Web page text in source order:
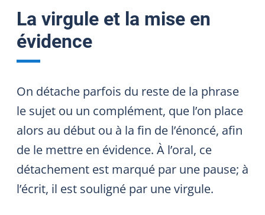
La virgule et la mise en
évidence
On détache parfois du reste de la phrase
le sujet ou un complément, que l’on place
alors au début ou à la fin de l’énoncé, afin
de le mettre en évidence. À l’oral, ce
détachement est marqué par une pause; à
l’écrit, il est souligné par une virgule.